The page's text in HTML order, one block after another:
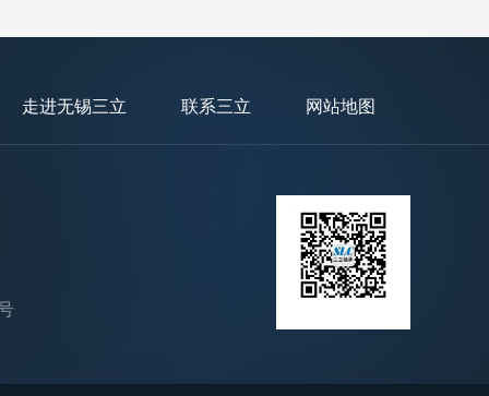
走进无锡三立 联系三立 网站地图